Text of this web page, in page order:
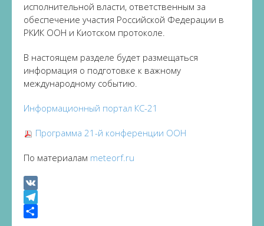
исполнительной власти, ответственным за
обеспечение участия Российской Федерации в
РКИК ООН и Киотском протоколе.
В настоящем разделе будет размещаться
информация о подготовке к важному
международному событию.
Информационный портал КС-21
Программа 21-й конференции ООН
По материалам meteorf.ru
VK
Telegram